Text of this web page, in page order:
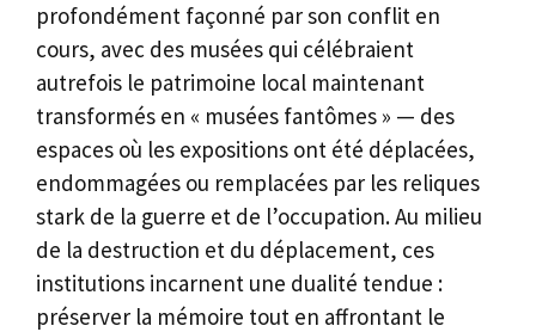
profondément façonné par son conflit en
cours, avec des musées qui célébraient
autrefois le patrimoine local maintenant
transformés en « musées fantômes » — des
espaces où les expositions ont été déplacées,
endommagées ou remplacées par les reliques
stark de la guerre et de l’occupation. Au milieu
de la destruction et du déplacement, ces
institutions incarnent une dualité tendue :
préserver la mémoire tout en affrontant le